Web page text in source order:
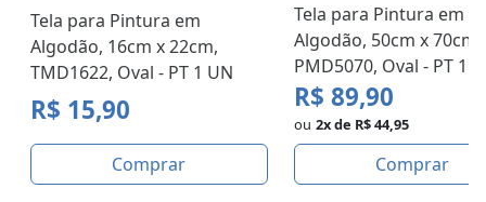
Tela para Pintura em
Algodão, 16cm x 22cm,
TMD1622, Oval - PT 1 UN
R$ 15,90
Comprar
Tela para Pintura em
Algodão, 50cm x 70cm,
PMD5070, Oval - PT 1
R$ 89,90
ou 2x de R$ 44,95
Comprar